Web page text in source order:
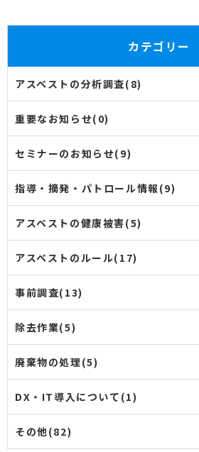
カテゴリー
アスベストの分析調査(8)
重要なお知らせ(0)
セミナーのお知らせ(9)
指導・摘発・パトロール情報(9)
アスベストの健康被害(5)
アスベストのルール(17)
事前調査(13)
除去作業(5)
廃棄物の処理(5)
DX・IT導入について(1)
その他(82)